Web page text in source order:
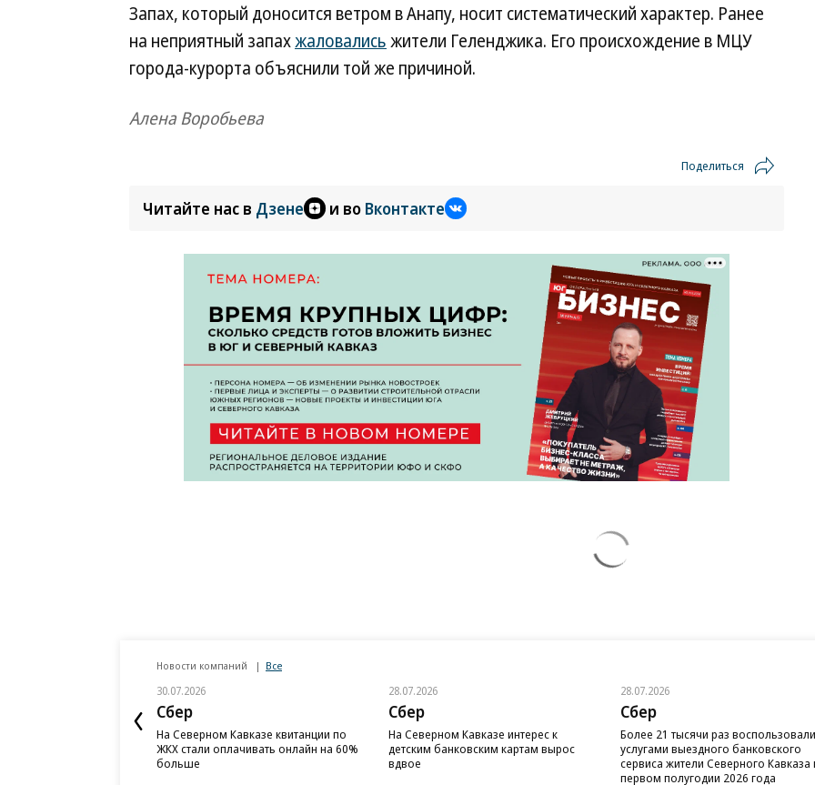
Запах, который доносится ветром в Анапу, носит систематический характер. Ранее
на неприятный запахжаловалисьжители Геленджика. Его происхождение в МЦУ
города-курорта объяснили той же причиной.
Алена Воробьева
Поделиться
Читайте нас в Дзене и во Вконтакте
Новости компаний Все
30.07.2026
Сбер
На Северном Кавказе квитанции по
ЖКХ стали оплачивать онлайн на 60%
больше
28.07.2026
Сбер
На Северном Кавказе интерес к
детским банковским картам вырос
вдвое
28.07.2026
Сбер
Более 21 тысячи раз
услугами выездного банковского
сервиса жители Северного Кавказа
первом полугодии 2026 года